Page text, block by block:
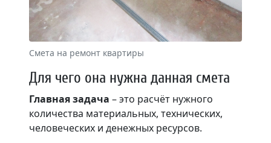
Смета на ремонт квартиры
Для чего она нужна данная смета
Главная задача – это расчёт нужного
количества материальных, технических,
человеческих и денежных ресурсов.